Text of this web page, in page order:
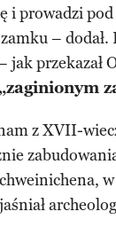
i prowadzi
–
jak przekazał
z XVII-